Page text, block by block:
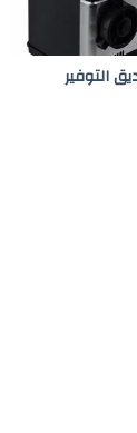
التوفير